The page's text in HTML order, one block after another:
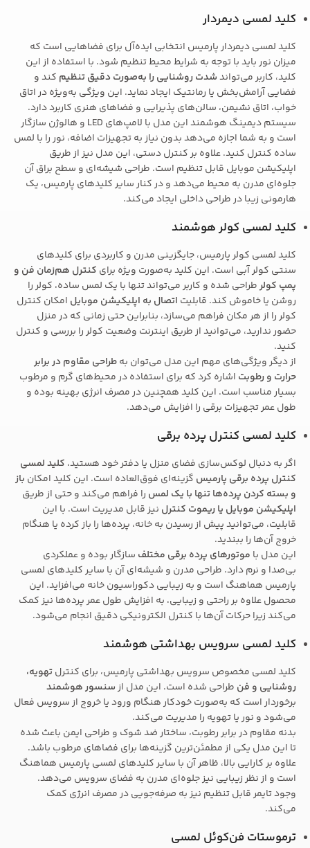
کلید لمسی دیمردار
کلید لمسی دیمردار پارمیس انتخابی ایده‌آل برای فضاهایی است که
میزان نور باید با توجه به شرایط محیط تنظیم شود. با استفاده از این
کلید، کاربر می‌تواندشدت روشنایی را به‌صورت دقیق تنظیم کند و
فضایی آرامش‌بخش یا رمانتیک ایجاد نماید. این ویژگی به‌ویژه در اتاق
خواب، اتاق نشیمن، سالن‌های پذیرایی و فضاهای هنری کاربرد دارد.
سیستم دیمینگ هوشمند این مدل با لامپ‌های LED و هالوژن سازگار
است و به شما اجازه می‌دهد بدون نیاز به تجهیزات اضافه، نور را با لمس
ساده کنترل کنید. علاوه بر کنترل دستی، این مدل نیز از طریق
اپلیکیشن موبایل قابل تنظیم است. طراحی شیشه‌ای و سطح براق آن
جلوه‌ای مدرن به محیط می‌دهد و در کنار سایر کلیدهای پارمیس، یک
هارمونی زیبا در طراحی داخلی ایجاد می‌کند.
کلید لمسی کولر هوشمند
کلید لمسی کولر پارمیس، جایگزینی مدرن و کاربردی برای کلیدهای
سنتی کولر آبی است. این کلید به‌صورت ویژه برای کنترل هم‌زمان فن و
پمپ کولرطراحی شده و کاربر می‌تواند تنها با یک لمس ساده، کولر را
روشن یا خاموش کند. قابلیت اتصال به اپلیکیشن موبایل امکان کنترل
کولر را از هر مکان فراهم می‌سازد، بنابراین حتی زمانی که در منزل
حضور ندارید، می‌توانید از طریق اینترنت وضعیت کولر را بررسی و کنترل
کنید.
از دیگر ویژگی‌های مهم این مدل می‌توان بهطراحی مقاوم در برابر
حرارت و رطوبت اشاره کرد که برای استفاده در محیط‌های گرم و مرطوب
بسیار مناسب است. این کلید همچنین در مصرف انرژی بهینه بوده و
طول عمر تجهیزات برقی را افزایش می‌دهد.
کلید لمسی کنترل پرده برقی
اگر به دنبال لوکس‌سازی فضای منزل یا دفتر خود هستید، کلید لمسی
کنترل پرده برقی پارمیس گزینه‌ای فوق‌العاده است. این کلید امکان باز
و بسته کردن پرده‌ها تنها با یک لمس را فراهم می‌کند و حتی از طریق
اپلیکیشن موبایل یا ریموت کنترل نیز قابل مدیریت است. با این
قابلیت، می‌توانید پیش از رسیدن به خانه، پرده‌ها را باز کرده یا هنگام
خروج آن‌ها را ببندید.
این مدل با موتورهای پرده برقی مختلف سازگار بوده و عملکردی
بی‌صدا و نرم دارد. طراحی مدرن و شیشه‌ای آن با سایر کلیدهای لمسی
پارمیس هماهنگ است و به زیبایی دکوراسیون خانه می‌افزاید. این
محصول علاوه بر راحتی و زیبایی، به افزایش طول عمر پرده‌ها نیز کمک
می‌کند زیرا حرکات آن‌ها با کنترل الکترونیکی دقیق انجام می‌شود.
کلید لمسی سرویس بهداشتی هوشمند
کلید لمسی مخصوص سرویس بهداشتی پارمیس، برای کنترلتهویه،
روشنایی و فن طراحی شده است. این مدل ازسنسور هوشمند
برخوردار است که به‌صورت خودکار هنگام ورود یا خروج از سرویس فعال
می‌شود و نور یا تهویه را مدیریت می‌کند.
بدنه مقاوم در برابر رطوبت، ساختار ضد شوک و طراحی ایمن باعث شده
تا این مدل یکی از مطمئن‌ترین گزینه‌ها برای فضاهای مرطوب باشد.
علاوه بر کارایی بالا، ظاهر آن با سایر کلیدهای لمسی پارمیس هماهنگ
است و از نظر زیبایی نیز جلوه‌ای مدرن به فضای سرویس می‌دهد.
وجود تایمر قابل تنظیم نیز به صرفه‌جویی در مصرف انرژی کمک
می‌کند.
ترموستات فن‌کوئل لمسی